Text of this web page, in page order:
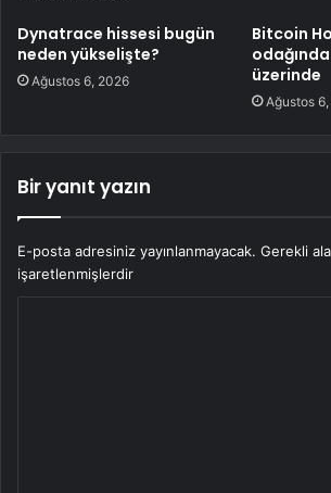
Dynatrace hissesi bugün
neden yükselişte?
Ağustos 6, 2026
Bitcoin
üzerinde
Ağustos
Bir yanıt yazın
E-posta adresiniz yayınlanmayacak. Gerekli
işaretlenmişlerdir